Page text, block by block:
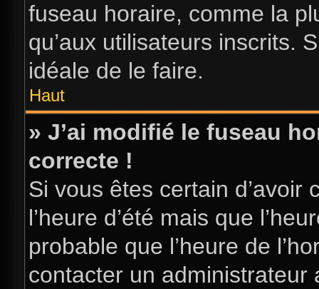
fuseau horaire, comme la
qu’aux utilisateurs inscrits.
idéale de le faire.
Haut
» J’ai modifié le fuseau
correcte !
Si vous êtes certain
l’heure d’été mais que
probable que l’heure de
contacter un